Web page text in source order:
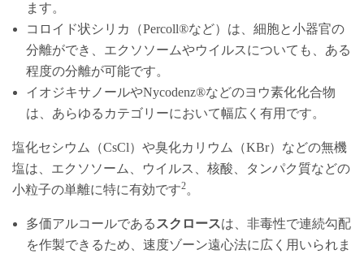
ます。
コロイド状シリカ（Percoll®など）は、細胞と小器官の
分離ができ、エクソソームやウイルスについても、ある
程度の分離が可能です。
イオジキサノールやNycodenz®などのヨウ素化化合物
は、あらゆるカテゴリーにおいて幅広く有用です。
塩化セシウム（CsCl）や臭化カリウム（KBr）などの無機
塩は、エクソソーム、ウイルス、核酸、タンパク質などの
小粒子の単離に特に有効です2。
多価アルコールである スクロースは、非毒性で連続勾配
を作製できるため、速度ゾーン遠心法に広く用いられま